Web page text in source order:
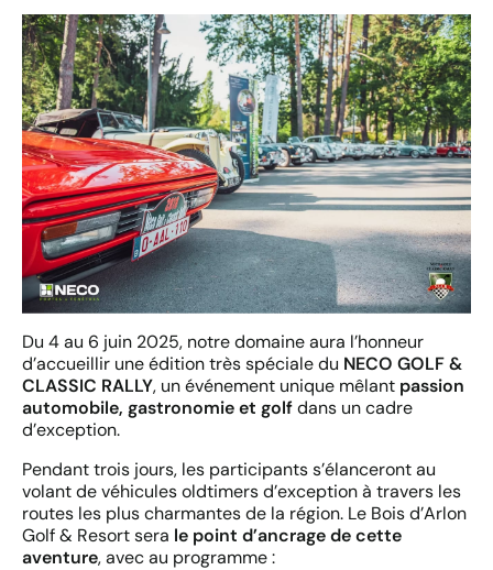
Du 4 au 6 juin 2025, notre domaine aura l’honneur
d’accueillir une édition très spéciale du NECO GOLF &
CLASSIC RALLY, un événement unique mêlant passion
automobile, gastronomie et golfdans un cadre
d’exception.
Pendant trois jours, les participants s’élanceront au
volant de véhicules oldtimers d’exception à travers les
routes les plus charmantes de la région. Le Bois d’Arlon
Golf & Resort sera le point d’ancrage de cette
aventure, avec au programme :